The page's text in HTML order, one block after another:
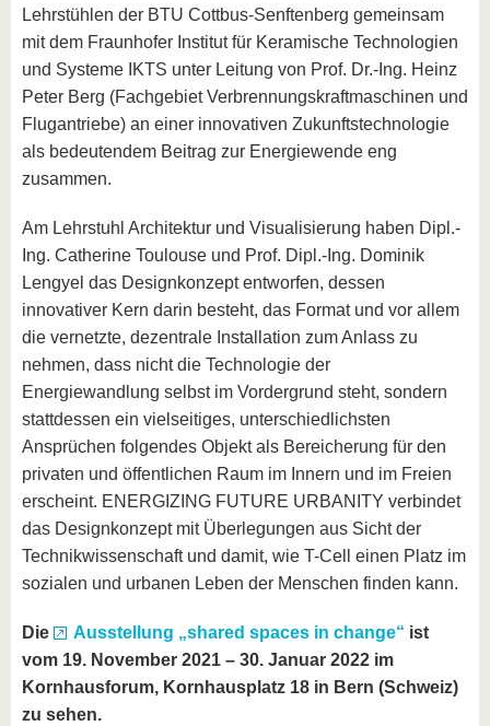
Lehrstühlen der BTU Cottbus-Senftenberg gemeinsam
mit dem Fraunhofer Institut für Keramische Technologien
und Systeme IKTS unter Leitung von Prof. Dr.-Ing. Heinz
Peter Berg (Fachgebiet Verbrennungskraftmaschinen und
Flugantriebe) an einer innovativen Zukunftstechnologie
als bedeutendem Beitrag zur Energiewende eng
zusammen.
Am Lehrstuhl Architektur und Visualisierung haben Dipl.-
Ing. Catherine Toulouse und Prof. Dipl.-Ing. Dominik
Lengyel das Designkonzept entworfen, dessen
innovativer Kern darin besteht, das Format und vor allem
die vernetzte, dezentrale Installation zum Anlass zu
nehmen, dass nicht die Technologie der
Energiewandlung selbst im Vordergrund steht, sondern
stattdessen ein vielseitiges, unterschiedlichsten
Ansprüchen folgendes Objekt als Bereicherung für den
privaten und öffentlichen Raum im Innern und im Freien
erscheint. ENERGIZING FUTURE URBANITY verbindet
das Designkonzept mit Überlegungen aus Sicht der
Technikwissenschaft und damit, wie T-Cell einen Platz im
sozialen und urbanen Leben der Menschen finden kann.
Die Ausstellung „shared spaces in change“ ist
vom 19. November 2021 – 30. Januar 2022 im
Kornhausforum, Kornhausplatz 18 in Bern (Schweiz)
zu sehen.